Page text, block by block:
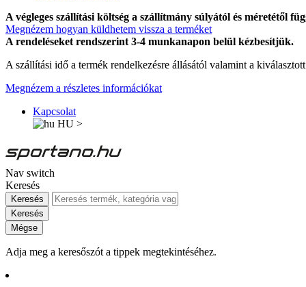
A végleges szállítási költség a szállítmány súlyától és méretétől
Megnézem hogyan küldhetem vissza a terméket
A rendeléseket rendszerint 3-4 munkanapon belül kézbesítjük.
A szállítási idő a termék rendelkezésre állásától valamint a
Megnézem a részletes információkat
Kapcsolat
HU >
Nav switch
Keresés
Keresés
Keresés
Mégse
Adja meg a keresőszót a tippek megtekintéséhez.